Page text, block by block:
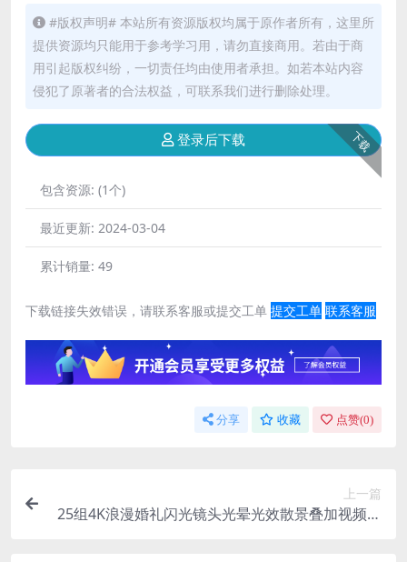
#版权声明# 本站所有资源版权均属于原作者所有，这里所
提供资源均只能用于参考学习用，请勿直接商用。若由于商
用引起版权纠纷，一切责任均由使用者承担。如若本站内容
侵犯了原著者的合法权益，可联系我们进行删除处理。
下载
登录后下载
包含资源: (1个)
最近更新: 2024-03-04
累计销量: 49
下载链接失效错误，请联系客服或提交工单 提交工单 联系客服
分享 收藏 点赞(0)
上一篇
25组4K浪漫婚礼闪光镜头光晕光效散景叠加视频素